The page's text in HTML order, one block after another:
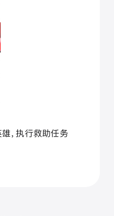
，执行救助任务